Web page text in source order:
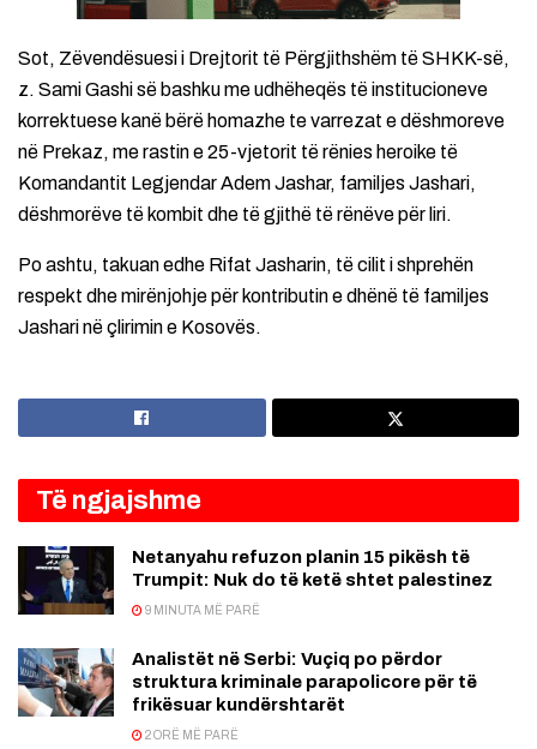
Sot, Zëvendësuesi i Drejtorit të Përgjithshëm të SHKK-së,
z. Sami Gashi së bashku me udhëheqës të institucioneve
korrektuese kanë bërë homazhe te varrezat e dëshmoreve
në Prekaz, me rastin e 25-vjetorit të rënies heroike të
Komandantit Legjendar Adem Jashar, familjes Jashari,
dëshmorëve të kombit dhe të gjithë të rënëve për liri.
Po ashtu, takuan edhe Rifat Jasharin, të cilit i shprehën
respekt dhe mirënjohje për kontributin e dhënë të familjes
Jashari në çlirimin e Kosovës.
Të ngjajshme
Netanyahu refuzon planin 15 pikësh të
Trumpit: Nuk do të ketë shtet palestinez
9 MINUTA MË PARË
Analistët në Serbi: Vuçiq po përdor
struktura kriminale parapolicore për të
frikësuar kundërshtarët
2 ORË MË PARË